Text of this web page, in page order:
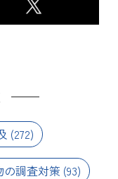
(272)
の調査対策 (93)